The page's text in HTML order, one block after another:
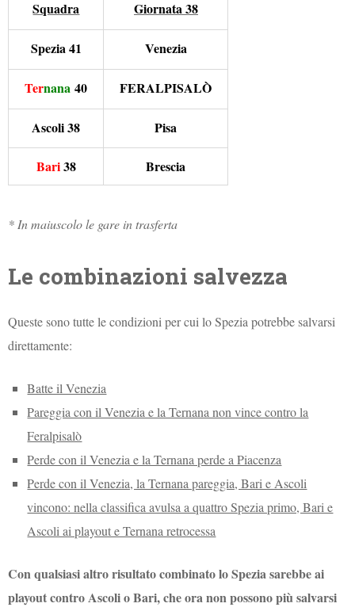
Squadra Giornata 38
Spezia 41 Venezia
Ternana 40 FERALPISALÒ
Ascoli 38 Pisa
Bari38 Brescia
* In maiuscolo le gare in trasferta
Le combinazioni salvezza
Queste sono tutte le condizioni per cui lo Spezia potrebbe salvarsi
direttamente:
Batte il Venezia
Pareggia con il Venezia e la Ternana non vince contro la
Feralpisalò
Perde con il Venezia e la Ternana perde a Piacenza
Perde con il Venezia, la Ternana pareggia, Bari e Ascoli
vincono: nella classifica avulsa a quattro Spezia primo, Bari e
Ascoli ai playout e Ternana retrocessa
Con qualsiasi altro risultato combinato lo Spezia sarebbe ai
playout contro Ascoli o Bari, che ora non possono più salvarsi